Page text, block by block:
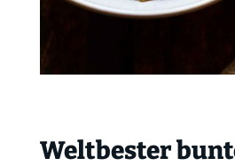
Weltbester